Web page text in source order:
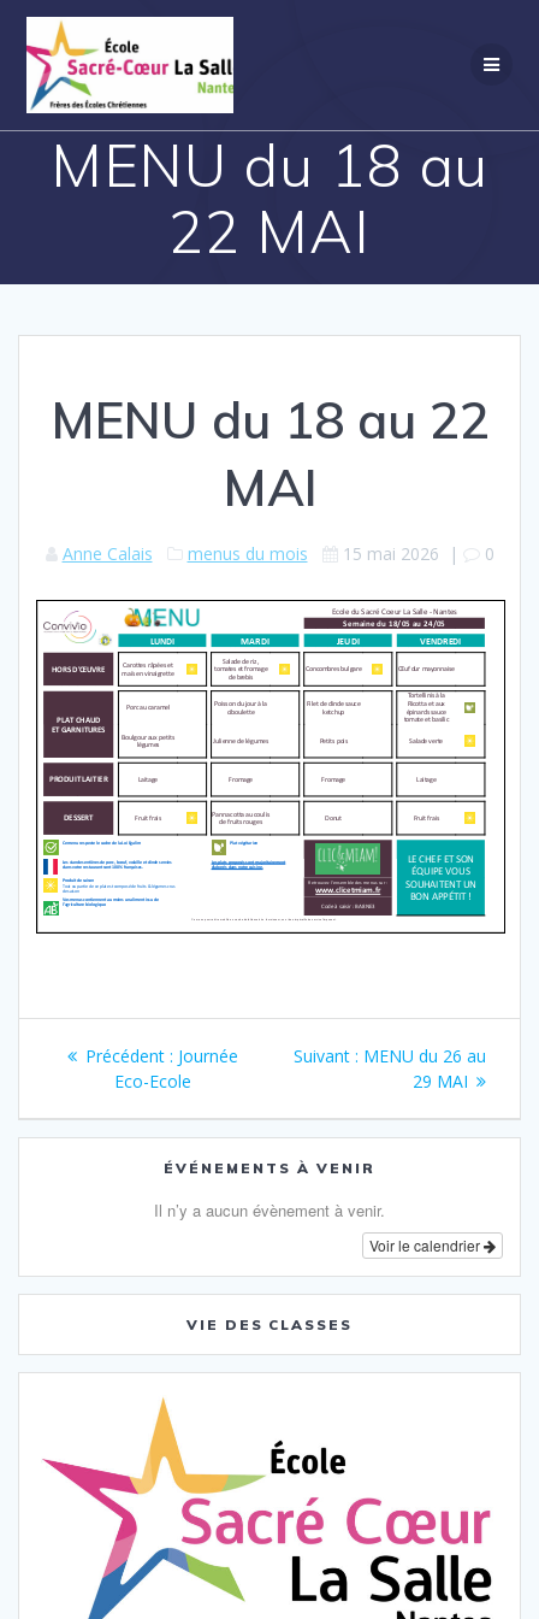
MENU du 18 au
22 MAI
MENU du 18 au 22
MAI
Anne Calais menus du mois 15 mai 2026 | 0
Navigation
l’article
Précédent : Article
précédent
Journée
Eco-Ecole
Suivant : Article
suivant
MENU du 26 au
29 MAI
ÉVÉNEMENTS À VENIR
Il n’y a aucun évènement à venir.
Voir le calendrier
VIE DES CLASSES